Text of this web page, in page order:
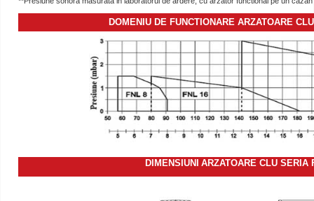
DOMENIU DE FUNCTIONARE ARZATOARE
DIMENSIUNI ARZATOARE CLU SERIA